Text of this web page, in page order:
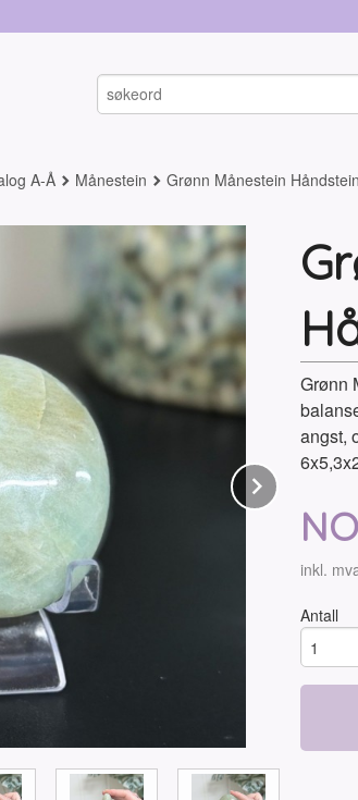
A-Å Månestein Grønn Månestein
Grønn
angst,
inkl.
Antall